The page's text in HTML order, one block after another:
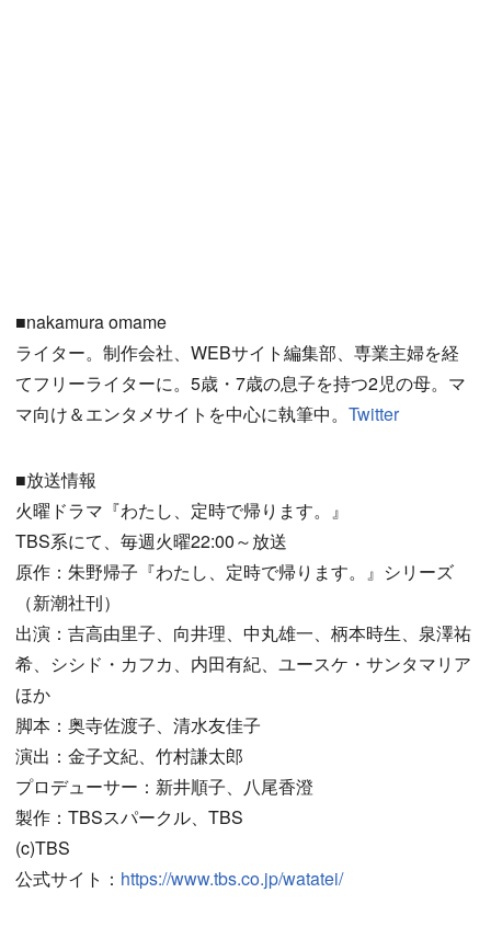
■nakamura omame
ライター。制作会社、WEBサイト編集部、専業主婦を経
てフリーライターに。5歳・7歳の息子を持つ2児の母。マ
マ向け＆エンタメサイトを中心に執筆中。 Twitter
■放送情報
火曜ドラマ『わたし、定時で帰ります。』
TBS系にて、毎週火曜22:00～放送
原作：朱野帰子『わたし、定時で帰ります。』シリーズ
（新潮社刊）
出演：吉高由里子、向井理、中丸雄一、柄本時生、泉澤祐
希、シシド・カフカ、内田有紀、ユースケ・サンタマリア
ほか
脚本：奥寺佐渡子、清水友佳子
演出：金子文紀、竹村謙太郎
プロデューサー：新井順子、八尾香澄
製作：TBSスパークル、TBS
(c)TBS
公式サイト： https://www.tbs.co.jp/watatei/